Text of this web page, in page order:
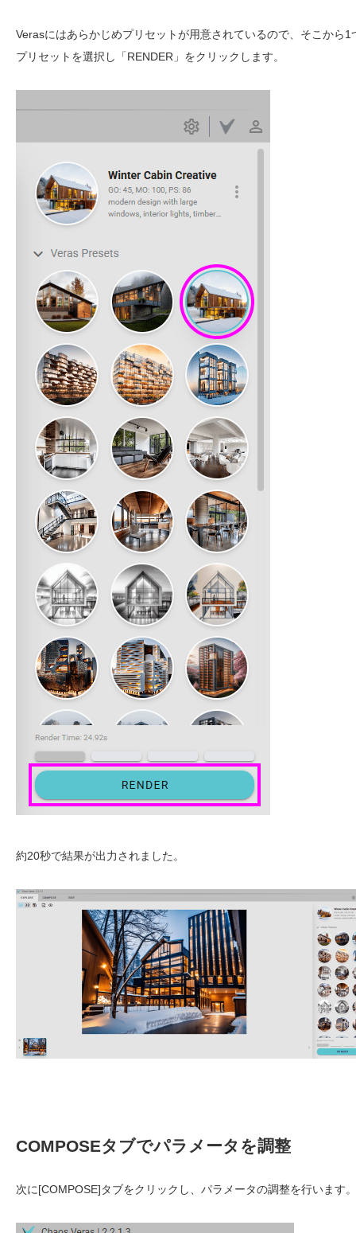
Verasにはあらかじめプリセットが用意されているので、そこから1
プリセットを選択し「RENDER」をクリックします。
約20秒で結果が出力されました。
COMPOSEタブでパラメータを調整
次に[COMPOSE]タブをクリックし、パラメータの調整を行います。